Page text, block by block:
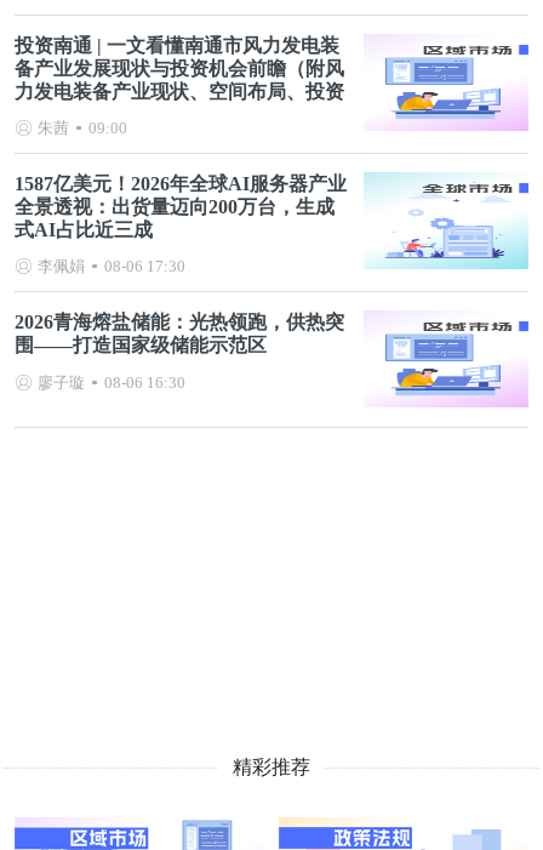
投资南通 | 一文看懂南通市风力发电装
备产业发展现状与投资机会前瞻（附风
力发电装备产业现状、空间布局、投资
朱茜 09:00
1587亿美元！2026年全球AI服务器产业
全景透视：出货量迈向200万台，生成
式AI占比近三成
李佩娟 08-06 17:30
2026青海熔盐储能：光热领跑，供热突
围——打造国家级储能示范区
廖子璇 08-06 16:30
精彩推荐